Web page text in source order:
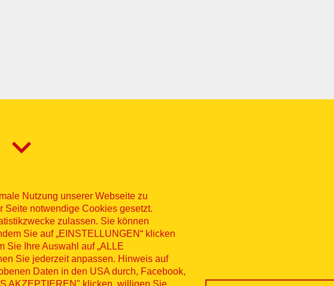
Nutzung unserer Webseite zu
Seite notwendige Cookies gesetzt.
zulassen. Sie können
Sie auf „EINSTELLUNGEN“ klicken
Sie Ihre Auswahl auf „ALLE
Sie jederzeit anpassen. Hinweis auf
Daten in den USA durch, Facebook,
Impressum Datenschutz
Widerruf